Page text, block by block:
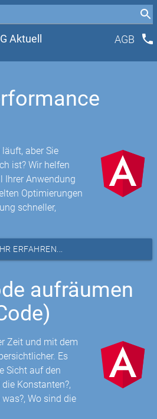
Aktuell AGB phone
aber Sie
ist? Wir helfen
Ihrer Anwendung
Optimierungen
schneller,
ERFAHREN...
aufräumen
Zeit und mit dem
Es
Sicht auf den
Konstanten?,
Wo sind die